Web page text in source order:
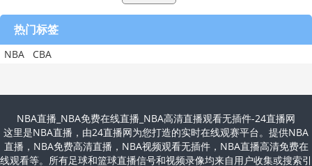
热门标签
NBA CBA
NBA直播_NBA免费在线直播_NBA高清直播观看无插件-24直播网
这里是NBA直播，由24直播网为您打造的实时在线观赛平台。提供NBA
直播，NBA免费高清直播，NBA视频观看无插件，NBA直播高清免费在
线观看等。所有足球和篮球直播信号和视频录像均来自用户收集或搜索引